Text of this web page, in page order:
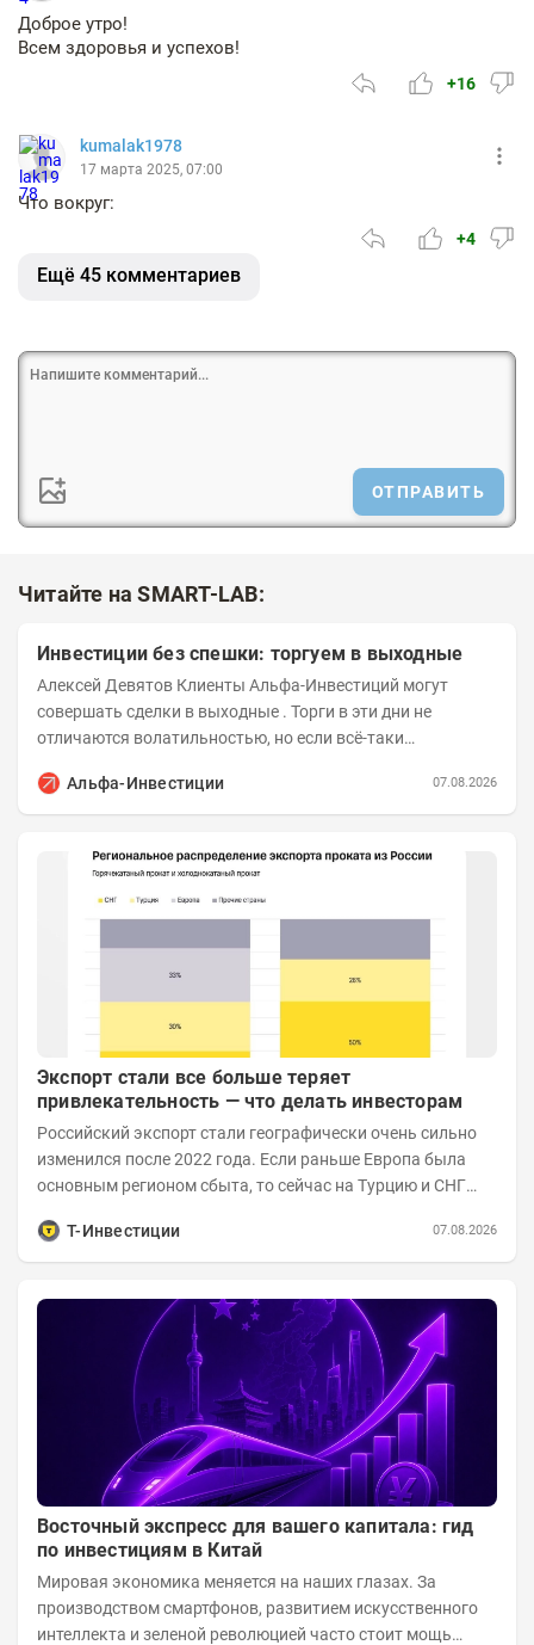
Доброе утро!
Всем здоровья и успехов!
+16
kumalak1978
17 марта 2025, 07:00
Что вокруг:
+4
Ещё 45 комментариев
ОТПРАВИТЬ
Читайте на SMART-LAB:
Инвестиции без спешки: торгуем в выходные
Алексей Девятов Клиенты Альфа-Инвестиций могут
совершать сделки в выходные . Торги в эти дни не
отличаются волатильностью, но если всё-таки
Альфа-Инвестиции
07.08.2026
Экспорт стали все больше теряет
привлекательность — что делать инвесторам
Российский экспорт стали географически очень сильно
изменился после 2022 года. Если раньше Европа была
основным регионом сбыта, то сейчас на Турцию и СНГ
Т-Инвестиции
07.08.2026
Восточный экспресс для вашего капитала: гид
по инвестициям в Китай
Мировая экономика меняется на наших глазах. За
производством смартфонов, развитием искусственного
интеллекта и зеленой революцией часто стоит мощь